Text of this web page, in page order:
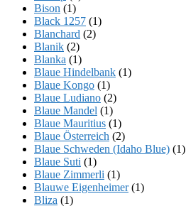
Bison (1)
Black 1257 (1)
Blanchard (2)
Blanik (2)
Blanka (1)
Blaue Hindelbank (1)
Blaue Kongo (1)
Blaue Ludiano (2)
Blaue Mandel (1)
Blaue Mauritius (1)
Blaue Österreich (2)
Blaue Schweden (Idaho Blue) (1)
Blaue Suti (1)
Blaue Zimmerli (1)
Blauwe Eigenheimer(1)
Bliza (1)